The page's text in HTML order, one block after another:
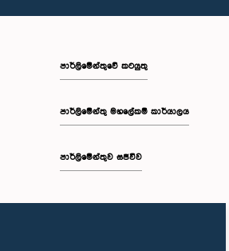
පාර්ලිමේන්තුවේ කටයුතු
පාර්ලිමේන්තු මහලේකම් කාර්යාලය
පාර්ලිමේන්තුව සජීවීව